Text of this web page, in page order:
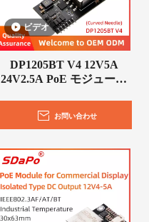
ビデオ
DP1205BT V4 12V5A
24V2.5A PoE モジュール
お問い合わせ